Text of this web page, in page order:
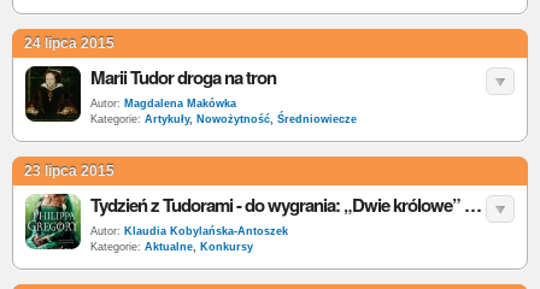
24 lipca 2015
Marii Tudor droga na tron
Autor: Magdalena Makówka
Kategorie: Artykuły, Nowożytność, Średniowiecze
23 lipca 2015
Tydzień z Tudorami - do wygrania: „Dwie królowe” [wyniki]
Autor: Klaudia Kobylańska-Antoszek
Kategorie: Aktualne, Konkursy